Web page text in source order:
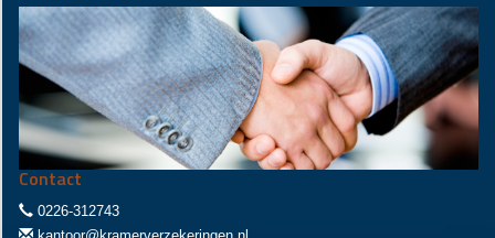
Contact
0226-312743